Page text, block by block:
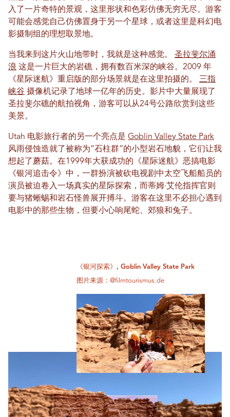
入了一片奇特的景观，这里形状和色彩仿佛无穷无尽。游客
可能会感觉自己仿佛置身于另一个星球，或者这里是科幻电
影摄制组的理想取景地。
当我来到这片火山地带时，我就是这种感觉。 圣拉斐尔涌
浪 这是一片巨大的岩礁，拥有数百米深的峡谷。2009 年
《星际迷航》重启版的部分场景就是在这里拍摄的。 三指
峡谷 摄像机记录了地球一亿年的历史。影片中大量展现了
圣拉斐尔礁的航拍视角，游客可以从24号公路欣赏到这些
美景。
Utah 电影旅行者的另一个亮点是 Goblin Valley State Park
风雨侵蚀造就了被称为“石柱群”的小型岩石地貌，它们让我
想起了蘑菇。在1999年大获成功的《星际迷航》恶搞电影
《银河追击令》中，一群扮演被砍电视剧中太空飞船船员的
演员被迫卷入一场真实的星际探索，而蒂姆·艾伦指挥官则
要与猪蜥蜴和岩石怪兽展开搏斗。游客在这里不必担心遇到
电影中的那些生物，但要小心响尾蛇、郊狼和兔子。
《银河探索》, Goblin Valley State Park
图片来源：@filmtourismus.de